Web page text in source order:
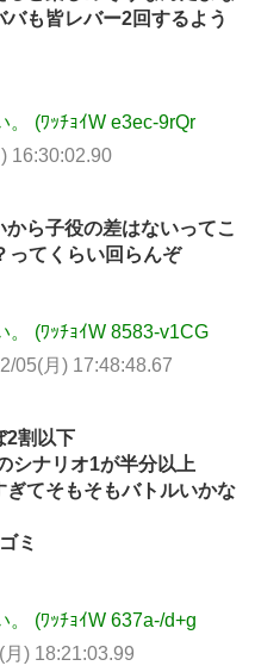
も皆レバー2回するよう
(ﾜｯﾁｮｲW e3ec-9rQr
16:30:02.90
ら子役の差はないってこ
ってくらい回らんぞ
(ﾜｯﾁｮｲW 8583-v1CG
05(月) 17:48:48.67
2割以下
シナリオ1が半分以上
てそもそもバトルいかな
ミ
(ﾜｯﾁｮｲW 637a-/d+g
) 18:21:03.99